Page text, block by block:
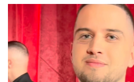
“Shqiponjat” nga Redon
mjaft ritmike dhe që ndërthur
melodi të fuqishme, kënga i
dhe...